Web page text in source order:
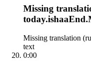
Missing
Missing translation
text
0:00